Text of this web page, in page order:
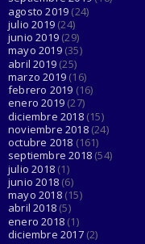
agosto 2019 (24)
julio 2019 (24)
junio 2019 (29)
mayo 2019(35)
abril 2019 (25)
marzo 2019 (16)
febrero 2019 (16)
enero 2019 (27)
diciembre 2018(15)
noviembre 2018(24)
octubre 2018 (161)
septiembre 2018 (54)
julio 2018 (1)
junio 2018 (6)
mayo 2018(15)
abril 2018 (5)
enero 2018 (1)
diciembre 2017(2)